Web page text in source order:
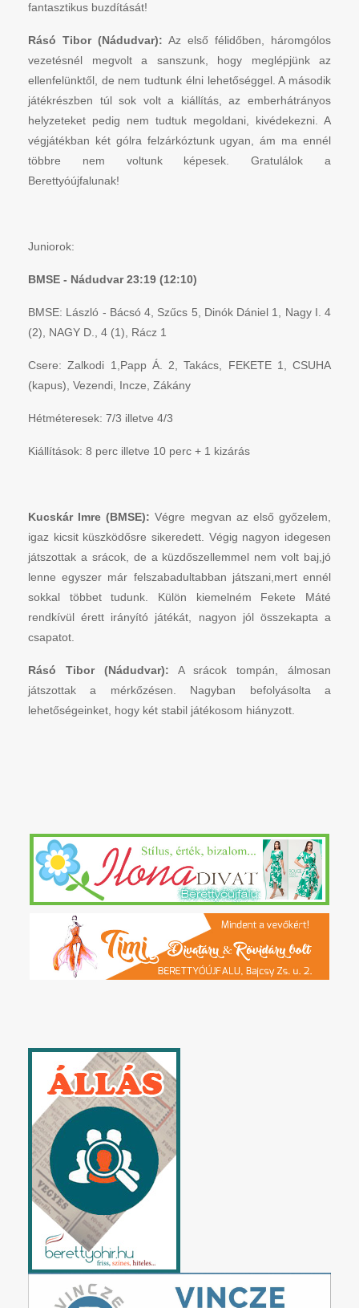
fantasztikus buzdítását!
Rásó Tibor (Nádudvar): Az első félidőben, háromgólos
vezetésnél megvolt a sanszunk, hogy meglépjünk az
ellenfelünktől, de nem tudtunk élni lehetőséggel. A második
játékrészben túl sok volt a kiállítás, az emberhátrányos
helyzeteket pedig nem tudtuk megoldani, kivédekezni. A
végjátékban két gólra felzárkóztunk ugyan, ám ma ennél
többre nem voltunk képesek. Gratulálok a
Berettyóújfalunak!
Juniorok:
BMSE - Nádudvar 23:19 (12:10)
BMSE: László - Bácsó 4, Szűcs 5, Dinók Dániel 1, Nagy I. 4
(2), NAGY D., 4 (1), Rácz 1
Csere: Zalkodi 1,Papp Á. 2, Takács, FEKETE 1, CSUHA
(kapus), Vezendi, Incze, Zákány
Hétméteresek: 7/3 illetve 4/3
Kiállítások: 8 perc illetve 10 perc + 1 kizárás
Kucskár Imre (BMSE): Végre megvan az első győzelem,
igaz kicsit küszködősre sikeredett. Végig nagyon idegesen
játszottak a srácok, de a küzdőszellemmel nem volt baj,jó
lenne egyszer már felszabadultabban játszani,mert ennél
sokkal többet tudunk. Külön kiemelném Fekete Máté
rendkívül érett irányító játékát, nagyon jól összekapta a
csapatot.
Rásó Tibor (Nádudvar): A srácok tompán, álmosan
játszottak a mérkőzésen. Nagyban befolyásolta a
lehetőségeinket, hogy két stabil játékosom hiányzott.